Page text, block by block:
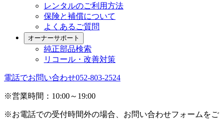
レンタルのご利用方法
保険と補償について
よくあるご質問
オーナーサポート
純正部品検索
リコール・改善対策
電話でお問い合わせ052-803-2524
※営業時間：10:00～19:00
※お電話での受付時間外の場合、お問い合わせフォームをご